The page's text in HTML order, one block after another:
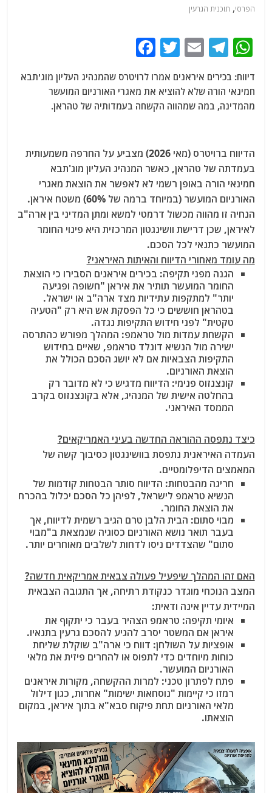
הפרסי, תוכנית הגרעין
W
at
s
p
p
T
e
g
m
E
ai
l
T
w
itt
er
c
e
o
o
k
דיווח: בכירים איראנים אמרו לרויטרס שהמנהיג העליון מוג'תבא
חמינאי הורה שלא להוציא את מאגרי האורניום המועשר
מהמדינה, במה שמהווה הקשחה בעמדותיה של טהראן.
הדיווח ברויטרס (מאי 2026) מצביע על החרפה משמעותית
בעמדתה של טהראן, כאשר המנהיג העליון מוג'תבא
חמינאי הורה באופן רשמי לא לאפשר את הוצאת מאגרי
האורניום המועשר (במיוחד ברמה של 60%) משטח איראן.
הנחיה זו מהווה מכשול דרמטי למשא ומתן המדיני בין ארה"ב
לאיראן, שכן דרישת וושינגטון המרכזית היא פינוי החומר
המועשר כתנאי לכל הסכם.
מה עומד מאחורי הדיווח והאיתות האיראני?
הגנה מפני תקיפה: בכירים איראנים הסבירו כי הוצאת
החומר המועשר תותיר את איראן "חשופה ופגיעה
יותר" למתקפות עתידיות מצד ארה"ב או ישראל.
בטהראן חוששים כי כל הפסקת אש היא רק "הטעיה
טקטית" לפני חידוש התקיפות נגדה.
הקשחת עמדות מול טראמפ: המהלך מפורש כהתרסה
ישירה מול הנשיא דונלד טראמפ, שאיים בחידוש
התקיפות הצבאיות אם לא יושג הסכם הכולל את
הוצאת האורניום.
קונצנזוס פנימי: הדיווח מדגיש כי לא מדובר רק
בהחלטה אישית של המנהיג, אלא בקונצנזוס בקרב
הממסד האיראני.
כיצד נתפסה ההוראה החדשה בעיני האמריקאים?
העמדה האיראנית נתפסת בוושינגטון כסיבוך קשה של
המאמצים הדיפלומטיים.
חריגה מהבטחות: הדיווח סותר הבטחות קודמות של
הנשיא טראמפ לישראל, לפיהן כל הסכם יכלול בהכרח
את הוצאת החומר.
מבוי סתום: הבית הלבן טרם הגיב רשמית לדיווח, אך
בעבר תואר נושא האורניום כסוגיה שנמצאת ב"מבוי
סתום" שהצדדים ניסו לדחות לשלבים מאוחרים יותר.
האם זהו המהלך שיפעיל פעולה צבאית אמריקאית חדשה?
המצב הנוכחי מוגדר כנקודת רתיחה, אך התגובה הצבאית
המיידית עדיין אינה ודאית:
איומי תקיפה: טראמפ הצהיר בעבר כי יתקוף את
איראן אם המשטר יסרב להגיע להסכם גרעין בתנאיו.
אופציות על השולחן: דווח כי ארה"ב שוקלת שליחת
כוחות מיוחדים כדי לתפוס או להחרים פיזית את מלאי
האורניום המועשר.
פתח לפתרון טכני: למרות ההקשחה, מקורות איראנים
רמזו כי קיימות "נוסחאות ישימות" אחרות, כגון דילול
מלאי האורניום תחת פיקוח סבא"א בתוך איראן, במקום
הוצאתו.